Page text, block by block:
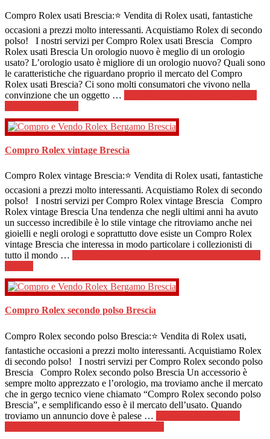
Compro Rolex usati Brescia:⭐ Vendita di Rolex usati, fantastiche
occasioni a prezzi molto interessanti. Acquistiamo Rolex di secondo
polso! I nostri servizi per Compro Rolex usati Brescia Compro
Rolex usati Brescia Un orologio nuovo è meglio di un orologio
usato? L’orologio usato è migliore di un orologio nuovo? Quali sono
le caratteristiche che riguardano proprio il mercato del Compro
Rolex usati Brescia? Ci sono molti consumatori che vivono nella
convinzione che un oggetto …
Compro Rolex vintage Brescia
Compro Rolex vintage Brescia:⭐ Vendita di Rolex usati, fantastiche
occasioni a prezzi molto interessanti. Acquistiamo Rolex di secondo
polso! I nostri servizi per Compro Rolex vintage Brescia Compro
Rolex vintage Brescia Una tendenza che negli ultimi anni ha avuto
un successo incredibile è lo stile vintage che ritroviamo anche nei
gioielli e negli orologi e soprattutto dove esiste un Compro Rolex
vintage Brescia che interessa in modo particolare i collezionisti di
tutto il mondo …
Compro Rolex secondo polso Brescia
Compro Rolex secondo polso Brescia:⭐ Vendita di Rolex usati,
fantastiche occasioni a prezzi molto interessanti. Acquistiamo Rolex
di secondo polso! I nostri servizi per Compro Rolex secondo polso
Brescia Compro Rolex secondo polso Brescia Un accessorio è
sempre molto apprezzato e l’orologio, ma troviamo anche il mercato
che in gergo tecnico viene chiamato “Compro Rolex secondo polso
Brescia”, e semplificando esso è il mercato dell’usato. Quando
troviamo un annuncio dove è palese …